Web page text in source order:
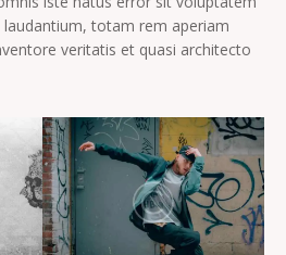
totam rem aperiam
veritatis et quasi architecto